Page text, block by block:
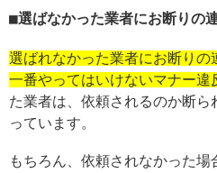
選ばなかった業者にお断りの
選ばれなかった業者にお断りの
一番やってはいけないマナー違
た業者は、依頼されるのか断
っています。
もちろん、依頼されなかった場